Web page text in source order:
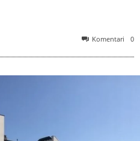
Komentari 0